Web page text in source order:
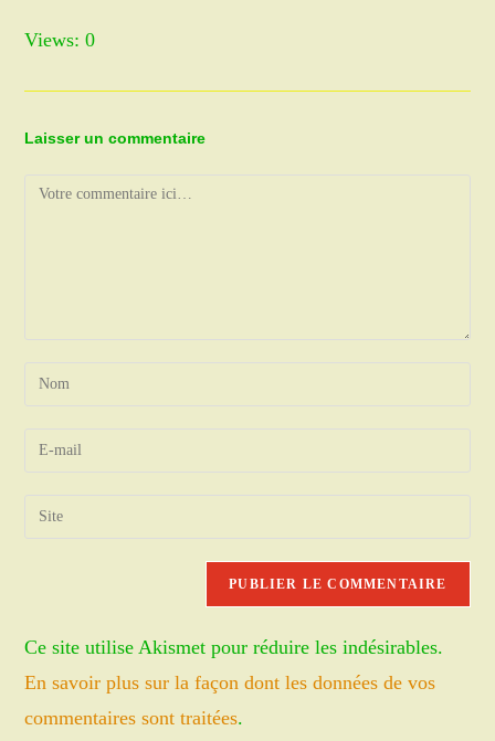
Views: 0
Laisser un commentaire
Comment
Enter
Enter
address
Saisir
(facultatif)
Ce site utilise Akismet pour réduire les indésirables.
En savoir plus sur la façon dont les données de vos
commentaires sont traitées.